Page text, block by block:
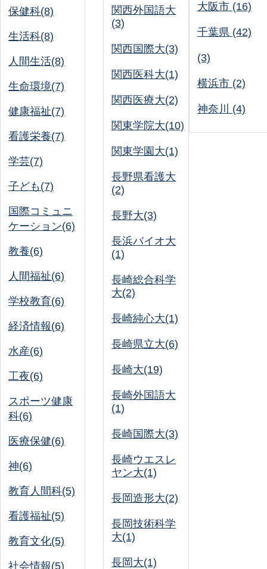
保健科(8)
生活科(8)
人間生活(8)
生命環境(7)
健康福祉(7)
看護栄養(7)
学芸(7)
子ども(7)
国際コミュニ
ケーション(6)
教養(6)
人間福祉(6)
学校教育(6)
経済情報(6)
水産(6)
工夜(6)
スポーツ健康
科(6)
医療保健(6)
神(6)
教育人間科(5)
看護福祉(5)
教育文化(5)
社会情報(5)
関西外国語大
(3)
関西国際大(3)
関西医科大(1)
関西医療大(2)
関東学院大(10)
関東学園大(1)
長野県看護大
(2)
長野大(3)
長浜バイオ大
(1)
長崎総合科学
大(2)
長崎純心大(1)
長崎県立大(6)
長崎大(19)
長崎外国語大
(1)
長崎国際大(3)
長崎ウエスレ
ヤン大(1)
長岡造形大(2)
長岡技術科学
大(1)
長岡大(1)
大阪市 (16)
千葉県 (42)
(3)
横浜市 (2)
神奈川 (4)